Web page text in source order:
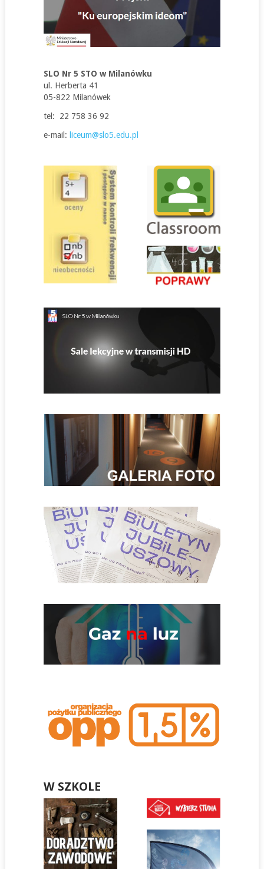
SLO Nr 5 STO w Milanówku
ul. Herberta 41
05-822 Milanówek
tel: 22 758 36 92
e-mail: liceum@slo5.edu.pl
W SZKOLE